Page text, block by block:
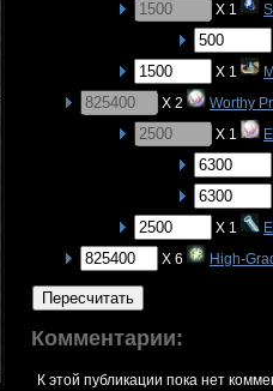
X 1
X 1
X 2
Worthy
X 1
X 1
X 6
High-
Пересчитать
Комментарии:
К этой публикации пока нет